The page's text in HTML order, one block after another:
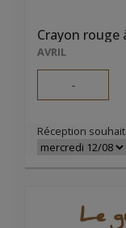
Crayon rouge
AVRIL
-
Réception